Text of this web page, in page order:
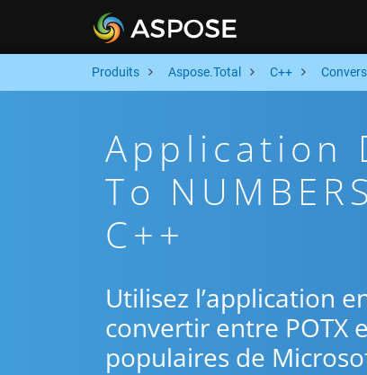
Produits Aspose.Total C++
Application
To
C++
Utilisez l’application
convertir entre POTX
populaires de